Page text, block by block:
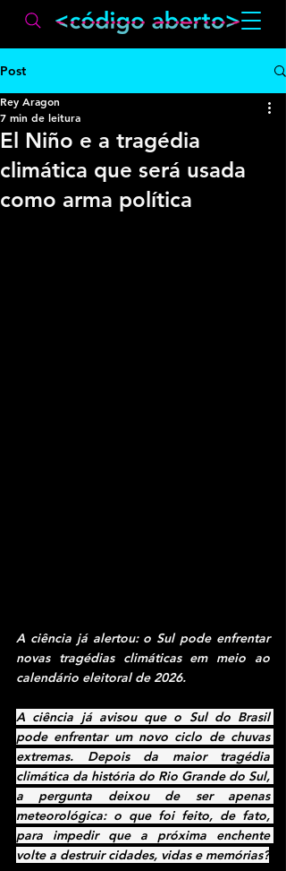
Post
El Niño e a tragédia
climática que será usada
como arma política
Rey Aragon
7 min de leitura
A ciência já alertou: o Sul pode enfrentar
novas tragédias climáticas em meio ao
calendário eleitoral de 2026.
A ciência já avisou que o Sul do Brasil
pode enfrentar um novo ciclo de chuvas
extremas. Depois da maior tragédia
climática da história do Rio Grande do Sul,
a pergunta deixou de ser apenas
meteorológica: o que foi feito, de fato,
para impedir que a próxima enchente
volte a destruir cidades, vidas e memórias?